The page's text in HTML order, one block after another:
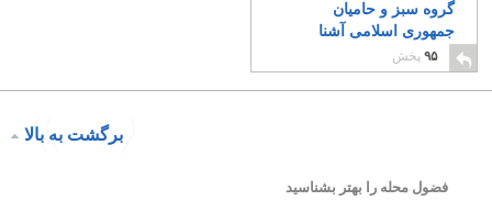
گروه سبز و حامیان
جمهوری اسلامی آشنا
شوید
۹۵ پخش
برگشت به بالا
فضول محله را بهتر بشناسید